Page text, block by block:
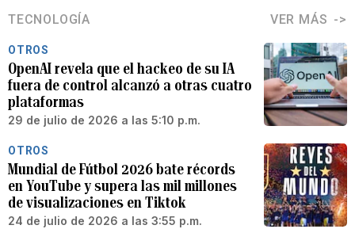
TECNOLOGÍA VER MÁS
OTROS
OpenAI revela que el hackeo de su IA
fuera de control alcanzó a otras cuatro
plataformas
29 de julio de 2026 a las 5:10 p.m.
OTROS
Mundial de Fútbol 2026 bate récords
en YouTube y supera las mil millones
de visualizaciones en Tiktok
24 de julio de 2026 a las 3:55 p.m.